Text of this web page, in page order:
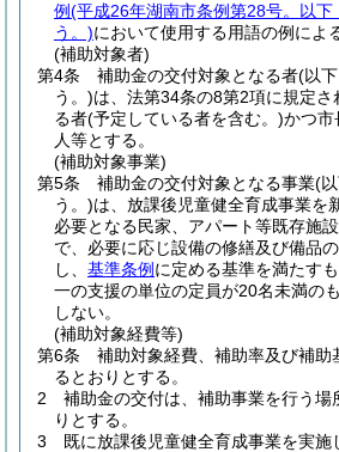
例(平成26年湖南市条例第28号。以下
う。)において使用する用語の例によ
(補助対象者)
第4条
補助金の交付対象となる者(以
う。)は、法第34条の8第2項に規定
る者(予定している者を含む。)かつ市
人等とする。
(補助対象事業)
第5条
補助金の交付対象となる事業(
う。)は、放課後児童健全育成事業を
必要となる民家、アパート等既存施
で、必要に応じ設備の修繕及び備品
し、 基準条例 に定める基準を満たすも
一の支援の単位の定員が20名未満の
しない。
(補助対象経費等)
第6条
補助対象経費、補助率及び補助
るとおりとする。
2
補助金の交付は、補助事業を行う場
りとする。
3
既に放課後児童健全育成事業を実